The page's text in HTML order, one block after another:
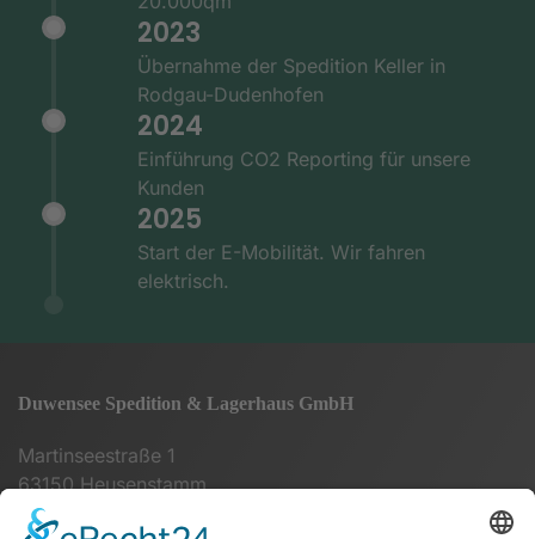
2023
Übernahme der Spedition Keller in
Rodgau-Dudenhofen
2024
Einführung CO2 Reporting für unsere
Kunden
2025
Start der E-Mobilität. Wir fahren
elektrisch.
Duwensee Spedition & Lagerhaus GmbH
Martinseestraße 1
63150 Heusenstamm
+49 (0) 6104 64860 - 00